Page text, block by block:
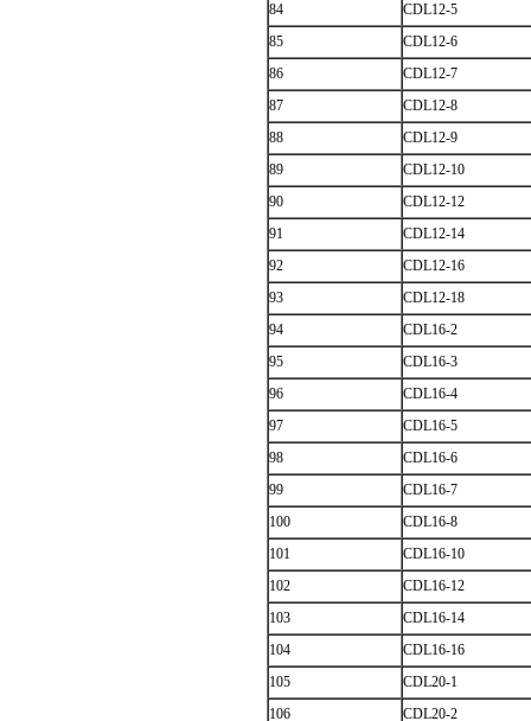
84
CDL12-5
85
CDL12-6
86
CDL12-7
87
CDL12-8
88
CDL12-9
89
CDL12-10
90
CDL12-12
91
CDL12-14
92
CDL12-16
93
CDL12-18
94
CDL16-2
95
CDL16-3
96
CDL16-4
97
CDL16-5
98
CDL16-6
99
CDL16-7
100
CDL16-8
101
CDL16-10
102
CDL16-12
103
CDL16-14
104
CDL16-16
105
CDL20-1
106
CDL20-2